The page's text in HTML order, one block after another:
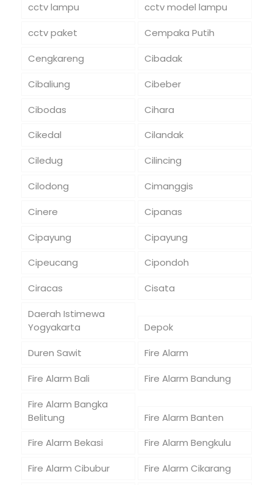
cctv lampu
cctv model lampu
cctv paket
Cempaka Putih
Cengkareng
Cibadak
Cibaliung
Cibeber
Cibodas
Cihara
Cikedal
Cilandak
Ciledug
Cilincing
Cilodong
Cimanggis
Cinere
Cipanas
Cipayung
Cipayung
Cipeucang
Cipondoh
Ciracas
Cisata
Daerah Istimewa
Yogyakarta
Depok
Duren Sawit
Fire Alarm
Fire Alarm Bali
Fire Alarm Bandung
Fire Alarm Bangka
Belitung
Fire Alarm Banten
Fire Alarm Bekasi
Fire Alarm Bengkulu
Fire Alarm Cibubur
Fire Alarm Cikarang